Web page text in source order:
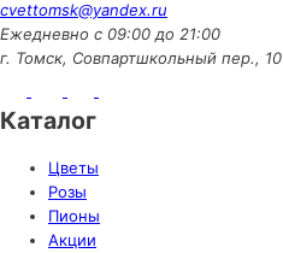
cvettomsk@yandex.ru
Ежедневно с 09:00 до 21:00
г. Томск, Совпартшкольный пер., 10
Каталог
Цветы
Розы
Пионы
Акции